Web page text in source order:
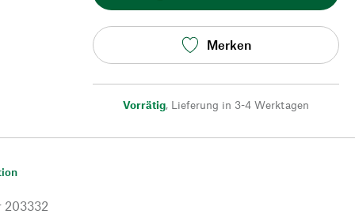
Merken
Vorrätig, Lieferung in 3-4 Werktagen
203332